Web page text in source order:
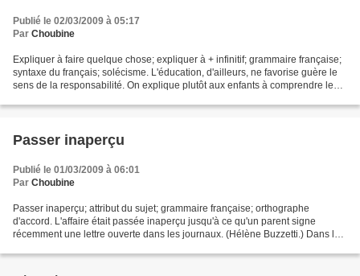
Publié le 02/03/2009 à 05:17
Par Choubine
Expliquer à faire quelque chose; expliquer à + infinitif; grammaire française;
syntaxe du français; solécisme. L'éducation, d'ailleurs, ne favorise guère le
sens de la responsabilité. On explique plutôt aux enfants à comprendre leurs
Passer inaperçu
Publié le 01/03/2009 à 06:01
Par Choubine
Passer inaperçu; attribut du sujet; grammaire française; orthographe
d'accord. L'affaire était passée inaperçu jusqu'à ce qu'un parent signe
récemment une lettre ouverte dans les journaux. (Hélène Buzzetti.) Dans la